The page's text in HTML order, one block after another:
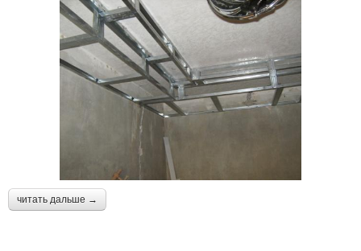
читать дальше →